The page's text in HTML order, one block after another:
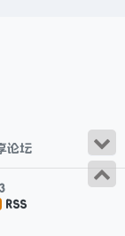
论坛
RSS